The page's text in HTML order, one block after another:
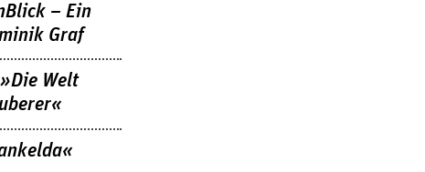
– Ein
Graf
Welt